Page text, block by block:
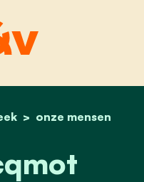
onze mensen
rita jacqmot